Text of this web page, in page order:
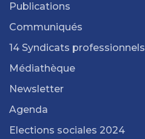
Publications
Communiqués
14 Syndicats professionnels
Médiathèque
Newsletter
Agenda
Elections sociales 2024